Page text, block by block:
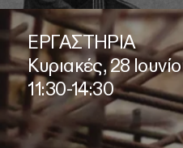
ΕΡΓΑΣΤΗΡΙΑ
Κυριακές, 28
11:30-14:30